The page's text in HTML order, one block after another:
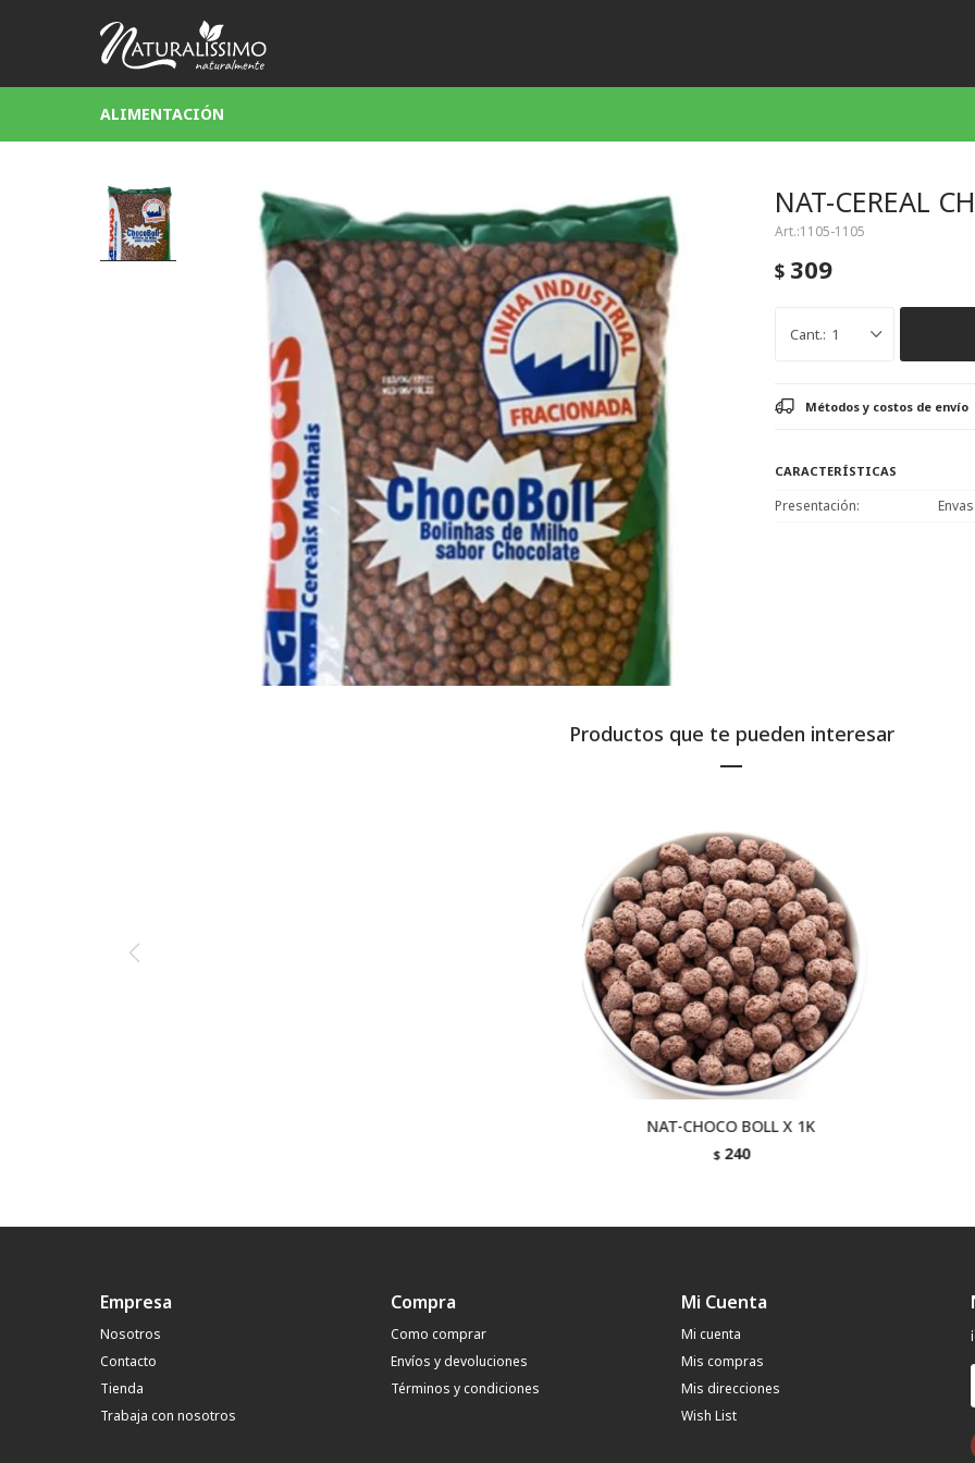
ALIMENTACIÓN
NAT-CEREAL
1105-1105
$ 309
1
Métodos y costos de envío
CARACTERÍSTICAS
Presentación
Productos que te pueden interesar
NAT-CHOCO BOLL X 1K
$ 240
Empresa
Nosotros
Contacto
Tienda
Trabaja con nosotros
Compra
Como comprar
Envíos y devoluciones
Términos y condiciones
Mi Cuenta
Mi cuenta
Mis compras
Mis direcciones
Wish List